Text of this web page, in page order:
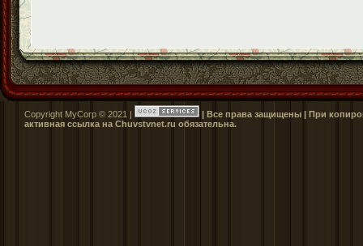
Copyright MyCorp © 2021 |
| Все права защищены | При
активная ссылка на Сhuvstvnet.ru обязательна.